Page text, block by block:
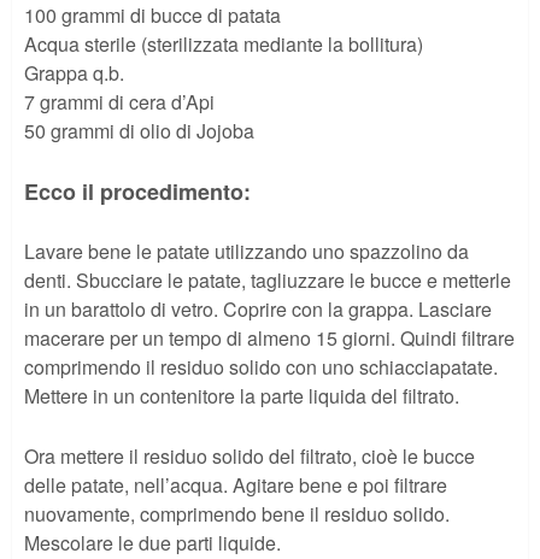
100 grammi di bucce di patata
Acqua sterile (sterilizzata mediante la bollitura)
Grappa q.b.
7 grammi di cera d’Api
50 grammi di olio di Jojoba
Ecco il procedimento:
Lavare bene le patate utilizzando uno spazzolino da
denti. Sbucciare le patate, tagliuzzare le bucce e metterle
in un barattolo di vetro. Coprire con la grappa. Lasciare
macerare per un tempo di almeno 15 giorni. Quindi filtrare
comprimendo il residuo solido con uno schiacciapatate.
Mettere in un contenitore la parte liquida del filtrato.
Ora mettere il residuo solido del filtrato, cioè le bucce
delle patate, nell’acqua. Agitare bene e poi filtrare
nuovamente, comprimendo bene il residuo solido.
Mescolare le due parti liquide.